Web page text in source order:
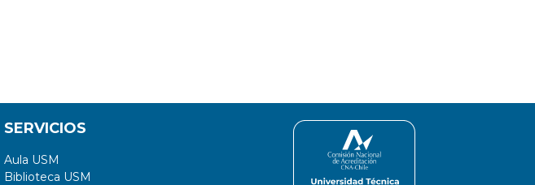
SERVICIOS
Aula USM
Biblioteca USM